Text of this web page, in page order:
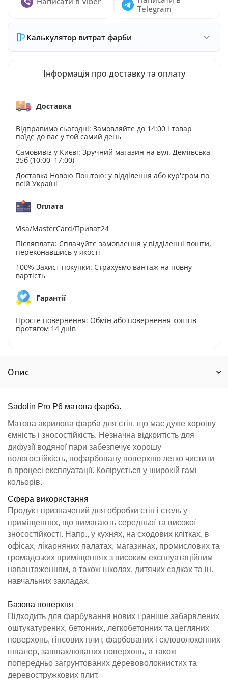
Telegram
Калькулятор витрат фарби
Інформація про доставку та оплату
Доставка
Відправимо сьогодні: Замовляйте до 14:00 і товар
поїде до вас у той самий день
Самовивіз у Києві: Зручний магазин на вул. Деміївська,
35б (10:00–17:00)
Доставка Новою Поштою: у відділення або кур'єром по
всій Україні
Оплата
Visa/MasterCard/Приват24
Післяплата: Сплачуйте замовлення у відділенні пошти,
переконавшись у якості
100% Захист покупки: Страхуємо вантаж на повну
вартість
Гарантії
Просте повернення: Обмін або повернення коштів
протягом 14 днів
Опис
Sadolin Pro P6 матова фарба.
Матова акрилова фарба для стін, що має дуже хорошу
ємність і зносостійкість. Незначна відкритість для
дифузії водяної пари забезпечує хорошу
вологостійкість, пофарбовану поверхню легко чистити
в процесі експлуатації. Колірується у широкій гамі
кольорів.
Сфера використання
Продукт призначений для обробки стін і стель у
приміщеннях, що вимагають середньої та високої
зносостійкості. Напр., у кухнях, на сходових клітках, в
офісах, лікарняних палатах, магазинах, промислових та
громадських приміщеннях з високим експлуатаційним
навантаженням, а також школах, дитячих садках та ін.
навчальних закладах.
Базова поверхня
Підходить для фарбування нових і раніше забарвлених
оштукатурених, бетонних, легкобетонних та цегляних
поверхонь, гіпсових плит, фарбованих і скловолоконних
шпалер, зашпаклюваних поверхонь, а також
попередньо загрунтованих деревоволокнистих та
деревостружкових плит.